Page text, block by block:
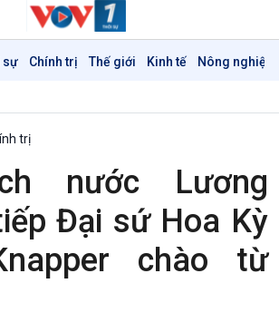
sự Chính trị Thế giới Kinh tế Nông nghiệp
trị
nước Lương
Đại sứ Hoa Kỳ
chào từ